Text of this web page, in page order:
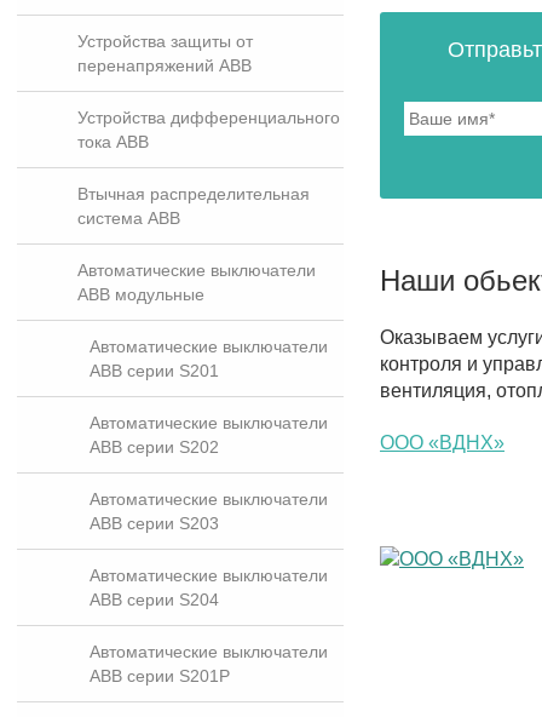
Устройства защиты от
перенапряжений ABB
Устройства дифференциального
тока ABB
Втычная распределительная
система ABB
Автоматические выключатели
ABB модульные
Автоматические выключатели
ABB серии S201
Автоматические выключатели
ABB серии S202
Автоматические выключатели
ABB серии S203
Автоматические выключатели
ABB серии S204
Автоматические выключатели
ABB серии S201P
Наши
Оказываем
контроля и
вентиляция,
ООО «ВДНХ»